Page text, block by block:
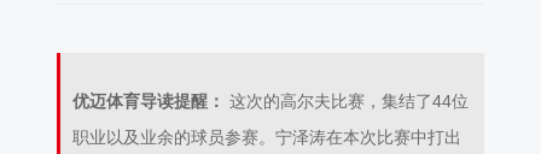
优迈体育导读提醒： 这次的高尔夫比赛，集结了44位
职业以及业余的球员参赛。宁泽涛在本次比赛中打出